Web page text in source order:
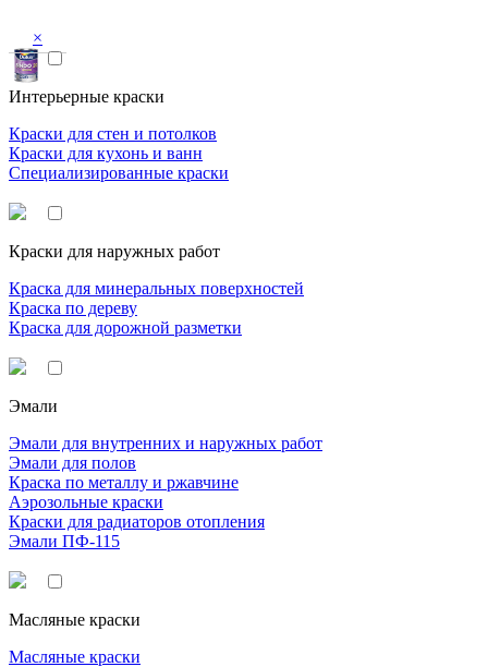
×
Интерьерные краски
Краски для стен и потолков
Краски для кухонь и ванн
Специализированные краски
Краски для наружных работ
Краска для минеральных поверхностей
Краска по дереву
Краска для дорожной разметки
Эмали
Эмали для внутренних и наружных работ
Эмали для полов
Краска по металлу и ржавчине
Аэрозольные краски
Краски для радиаторов отопления
Эмали ПФ-115
Масляные краски
Масляные краски